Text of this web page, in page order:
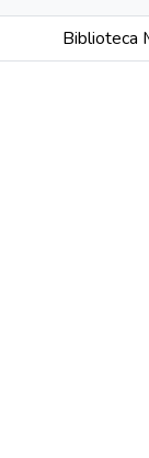
Biblioteca